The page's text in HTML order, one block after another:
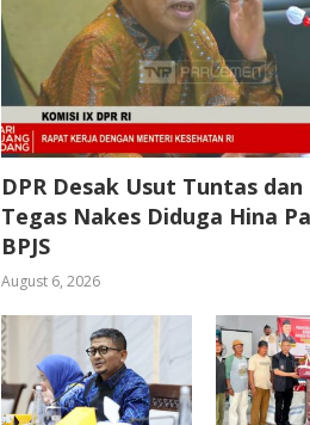
DPR Desak Usut Tuntas dan
Tegas Nakes Diduga Hina
BPJS
August 6, 2026